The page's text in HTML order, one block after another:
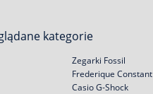
kategorie
Zegarki Fossil
Frederique Constant
Casio G-Shock